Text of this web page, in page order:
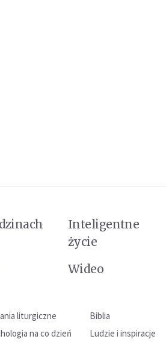
Inteligentne
życie
Wideo
liturgiczne
Biblia
na co dzień Ludzie i inspiracje